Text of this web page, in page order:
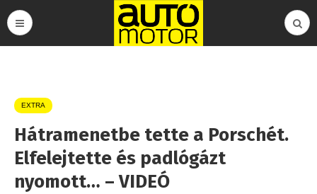
EXTRA
Hátramenetbe tette a Porschét.
Elfelejtette és padlógázt
nyomott… – VIDEÓ